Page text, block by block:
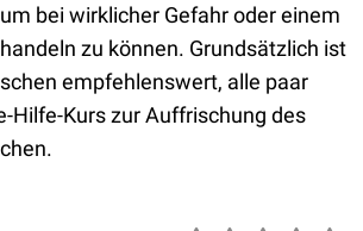
bei wirklicher Gefahr oder einem
zu können. Grundsätzlich ist
empfehlenswert, alle paar
Hilfe-Kurs zur Auffrischung des